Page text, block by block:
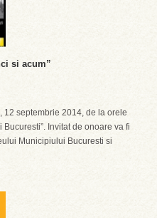
si acum”
septembrie 2014, de la orele
Invitat de onoare va fi
Municipiului Bucuresti si